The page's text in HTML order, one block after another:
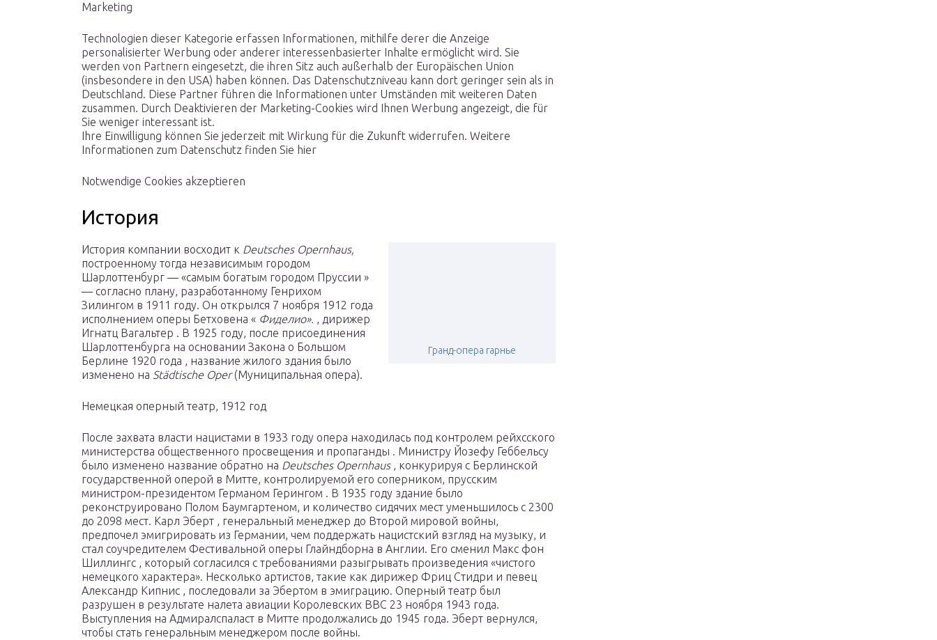
Marketing
Technologien dieser Kategorie erfassen Informationen, mithilfe derer die Anzeige
personalisierter Werbung oder anderer interessenbasierter Inhalte ermöglicht wird. Sie
werden von Partnern eingesetzt, die ihren Sitz auch außerhalb der Europäischen Union
(insbesondere in den USA) haben können. Das Datenschutzniveau kann dort geringer sein als in
Deutschland. Diese Partner führen die Informationen unter Umständen mit weiteren Daten
zusammen. Durch Deaktivieren der Marketing-Cookies wird Ihnen Werbung angezeigt, die für
Sie weniger interessant ist.
Ihre Einwilligung können Sie jederzeit mit Wirkung für die Zukunft widerrufen. Weitere
Informationen zum Datenschutz finden Sie hier
Notwendige Cookies akzeptieren
История
Гранд-опера гарнье
История компании восходит к Deutsches Opernhaus,
построенному тогда независимым городом
Шарлоттенбург — «самым богатым городом Пруссии »
— согласно плану, разработанному Генрихом
Зилингом в 1911 году. Он открылся 7 ноября 1912 года
исполнением оперы Бетховена « Фиделио». , дирижер
Игнатц Вагальтер . В 1925 году, после присоединения
Шарлоттенбурга на основании Закона о Большом
Берлине 1920 года , название жилого здания было
изменено на Städtische Oper(Муниципальная опера).
Немецкая оперный театр, 1912 год
После захвата власти нацистами в 1933 году опера находилась под контролем рейхсского
министерства общественного просвещения и пропаганды . Министру Йозефу Геббельсу
было изменено название обратно на Deutsches Opernhaus , конкурируя с Берлинской
государственной оперой в Митте, контролируемой его соперником, прусским
министром-президентом Германом Герингом . В 1935 году здание было
реконструировано Полом Баумгартеном, и количество сидячих мест уменьшилось с 2300
до 2098 мест. Карл Эберт , генеральный менеджер до Второй мировой войны,
предпочел эмигрировать из Германии, чем поддержать нацистский взгляд на музыку, и
стал соучредителем Фестивальной оперы Глайндборна в Англии. Его сменил Макс фон
Шиллингс , который согласился с требованиями разыгрывать произведения «чистого
немецкого характера». Несколько артистов, такие как дирижер Фриц Стидри и певец
Александр Кипнис , последовали за Эбертом в эмиграцию. Оперный театр был
разрушен в результате налета авиации Королевских ВВС 23 ноября 1943 года.
Выступления на Адмиралспаласт в Митте продолжались до 1945 года. Эберт вернулся,
чтобы стать генеральным менеджером после войны.